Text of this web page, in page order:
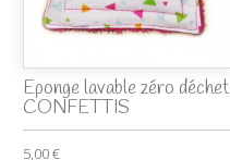
Eponge lavable zéro déchet
CONFETTIS
5,00 €